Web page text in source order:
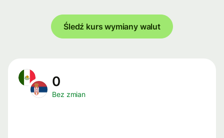
Śledź kurs wymiany walut
0
Bez zmian